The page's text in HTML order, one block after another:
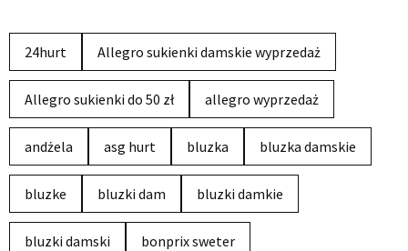
24hurt Allegro sukienki damskie wyprzedaż
Allegro sukienki do 50 zł allegro wyprzedaż
andżela asg hurt bluzka bluzka damskie
bluzke bluzki dam bluzki damkie
bluzki damski bonprix sweter